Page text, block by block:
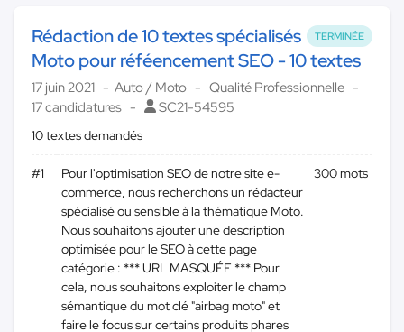
TERMINÉE
Rédaction de 10 textes spécialisés
Moto pour réféencement SEO - 10 textes
17 juin 2021 Auto / Moto
Qualité Professionnelle
17 candidatures
SC21-54595
10 textes demandés
#1
Pour l'optimisation SEO de notre site e-
commerce, nous recherchons un rédacteur
spécialisé ou sensible à la thématique Moto.
Nous souhaitons ajouter une description
optimisée pour le SEO à cette page
catégorie : *** URL MASQUÉE *** Pour
cela, nous souhaitons exploiter le champ
sémantique du mot clé "airbag moto" et
faire le focus sur certains produits phares
300 mots